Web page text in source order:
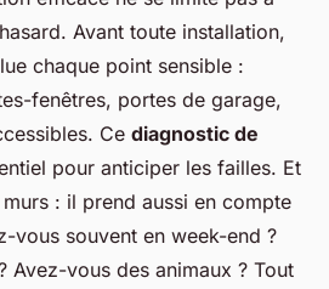
Avant toute installation,
chaque point sensible :
fenêtres, portes de garage,
Ce diagnostic de
pour anticiper les failles. Et
murs : il prend aussi en compte
vous souvent en week-end ?
Avez-vous des animaux ? Tout